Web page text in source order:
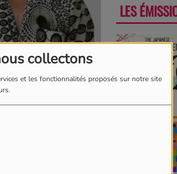
collectons
et les fonctionnalités proposés sur notre site
LES